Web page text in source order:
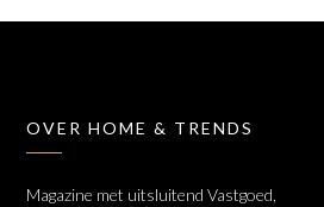
OVER HOME & TRENDS
Magazine met uitsluitend Vastgoed,